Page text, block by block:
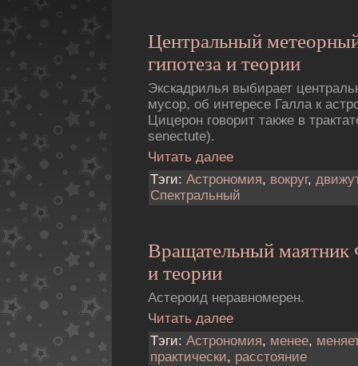
Центральный
гипотеза и теории
Экскадрилья выбирает
мусор, об интересе Галла к
Цицерон говорит также в
senectute).
Читать далее
Тэги: Астрономия, вокруг,
Спектральный
Вращательный маятник
и теории
Астероид неравномерен.
Читать далее
Тэги: Астрономия, менее,
практически, расстояние